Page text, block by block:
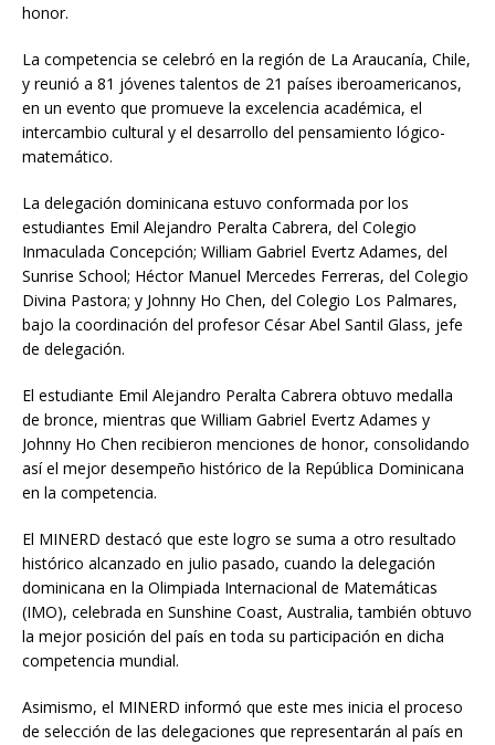
honor.
La competencia se celebró en la región de La Araucanía, Chile,
y reunió a 81 jóvenes talentos de 21 países iberoamericanos,
en un evento que promueve la excelencia académica, el
intercambio cultural y el desarrollo del pensamiento lógico-
matemático.
La delegación dominicana estuvo conformada por los
estudiantes Emil Alejandro Peralta Cabrera, del Colegio
Inmaculada Concepción; William Gabriel Evertz Adames, del
Sunrise School; Héctor Manuel Mercedes Ferreras, del Colegio
Divina Pastora; y Johnny Ho Chen, del Colegio Los Palmares,
bajo la coordinación del profesor César Abel Santil Glass, jefe
de delegación.
El estudiante Emil Alejandro Peralta Cabrera obtuvo medalla
de bronce, mientras que William Gabriel Evertz Adames y
Johnny Ho Chen recibieron menciones de honor, consolidando
así el mejor desempeño histórico de la República Dominicana
en la competencia.
El MINERD destacó que este logro se suma a otro resultado
histórico alcanzado en julio pasado, cuando la delegación
dominicana en la Olimpiada Internacional de Matemáticas
(IMO), celebrada en Sunshine Coast, Australia, también obtuvo
la mejor posición del país en toda su participación en dicha
competencia mundial.
Asimismo, el MINERD informó que este mes inicia el proceso
de selección de las delegaciones que representarán al país en